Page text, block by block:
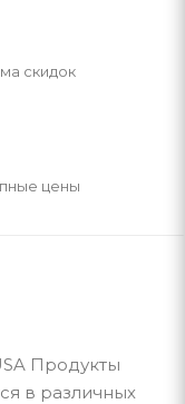
скидок
цены
Продукты
в различных